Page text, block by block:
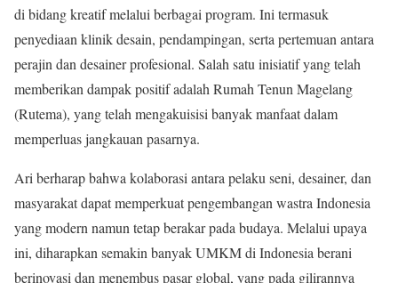
di bidang kreatif melalui berbagai program. Ini termasuk
penyediaan klinik desain, pendampingan, serta pertemuan antara
perajin dan desainer profesional. Salah satu inisiatif yang telah
memberikan dampak positif adalah Rumah Tenun Magelang
(Rutema), yang telah mengakuisisi banyak manfaat dalam
memperluas jangkauan pasarnya.
Ari berharap bahwa kolaborasi antara pelaku seni, desainer, dan
masyarakat dapat memperkuat pengembangan wastra Indonesia
yang modern namun tetap berakar pada budaya. Melalui upaya
ini, diharapkan semakin banyak UMKM di Indonesia berani
berinovasi dan menembus pasar global, yang pada gilirannya